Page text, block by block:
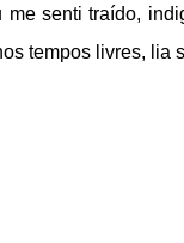
senti traído,
tempos livres, lia